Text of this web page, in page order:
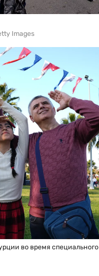
Images
во время специального